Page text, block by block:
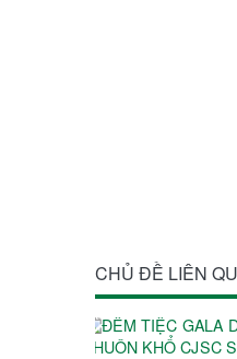
CHỦ ĐỀ LIÊN